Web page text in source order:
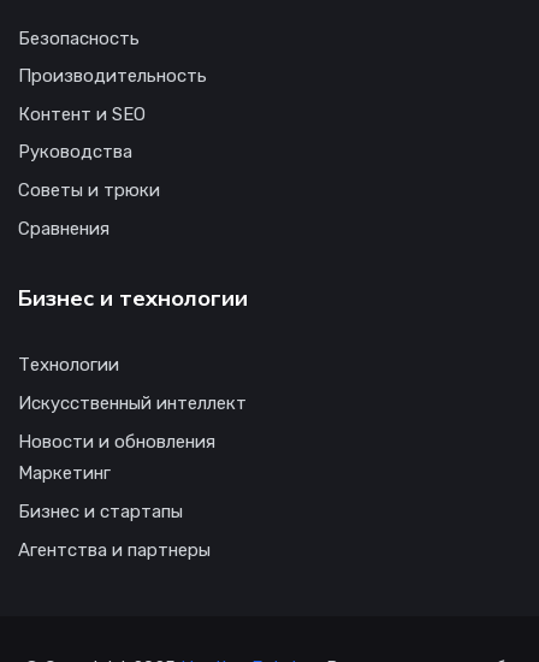
Безопасность
Производительность
Контент и SEO
Руководства
Советы и трюки
Сравнения
Бизнес и технологии
Технологии
Искусственный интеллект
Новости и обновления
Маркетинг
Бизнес и стартапы
Агентства и партнеры